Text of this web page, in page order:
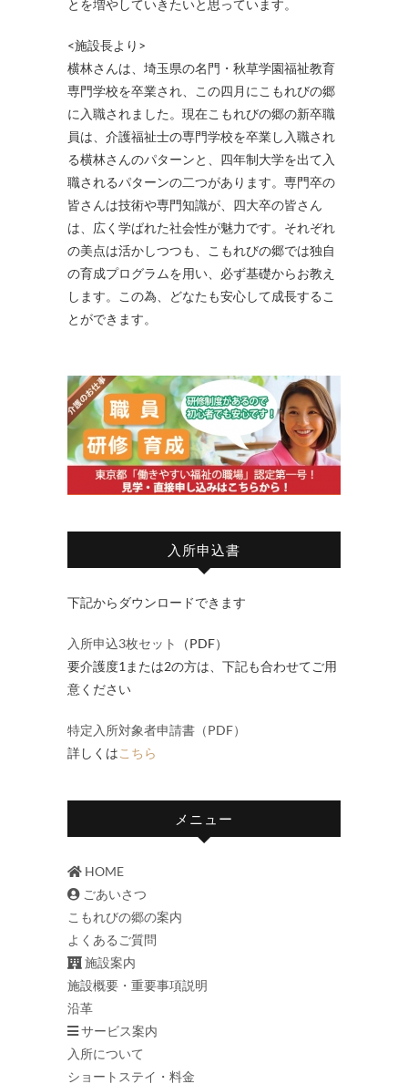
とを増やしていきたいと思っています。
<施設長より>
横林さんは、埼玉県の名門・秋草学園福祉教育
専門学校を卒業され、この四月にこもれびの郷
に入職されました。現在こもれびの郷の新卒職
員は、介護福祉士の専門学校を卒業し入職され
る横林さんのパターンと、四年制大学を出て入
職されるパターンの二つがあります。専門卒の
皆さんは技術や専門知識が、四大卒の皆さん
は、広く学ばれた社会性が魅力です。それぞれ
の美点は活かしつつも、こもれびの郷では独自
の育成プログラムを用い、必ず基礎からお教え
します。この為、どなたも安心して成長するこ
とができます。
入所申込書
下記からダウンロードできます
入所申込3枚セット
（PDF）
要介護度1または2の方は、下記も合わせてご用
意ください
特定入所対象者申請書（PDF）
詳しくはこちら
メニュー
HOME
ごあいさつ
こもれびの郷の案内
よくあるご質問
施設案内
施設概要・重要事項説明
沿革
サービス案内
入所について
ショートステイ・料金